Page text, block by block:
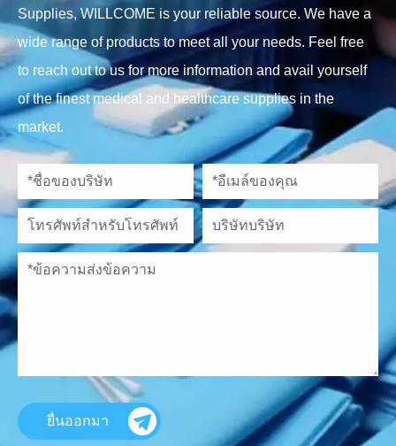
Supplies, WILLCOME is your reliable source. We have a
wide range of products to meet all your needs. Feel free
to reach out to us for more information and avail yourself
of the finest medical and healthcare supplies in the
market.
ยื่นออกมา